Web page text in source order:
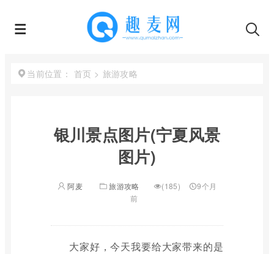
当前位置： 首页 > 旅游攻略
银川景点图片(宁夏风景
图片)
阿麦 旅游攻略 (185)
9个月
前
大家好，今天我要给大家带来的是